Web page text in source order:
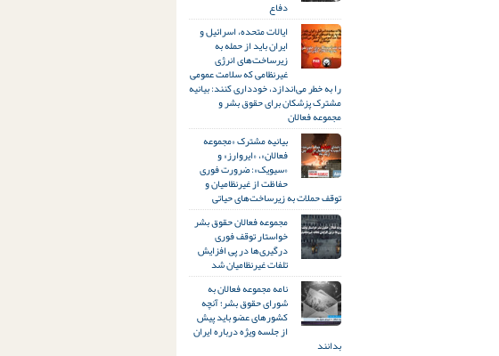
دفاع
ایالات متحده، اسرائیل و
ایران باید از حمله به
زیرساخت‌های انرژی
غیرنظامی که سلامت عمومی
را به خطر می‌اندازد، خودداری کنند: بیانیه
مشترک پزشکان برای حقوق بشر و
مجموعه فعالان
بیانیه مشترک «مجموعه
فعالان»، «ایروارز» و
«سیویک»: ضرورت فوری
حفاظت از غیرنظامیان و
توقف حملات به زیرساخت‌های حیاتی
مجموعه فعالان حقوق بشر
خواستار توقف فوری
درگیری‌ها در پی افزایش
تلفات غیرنظامیان شد
نامه مجموعه فعالان به
شورای حقوق بشر؛ آنچه
کشورهای عضو باید پیش
از جلسه ویژه درباره ایران
بدانند